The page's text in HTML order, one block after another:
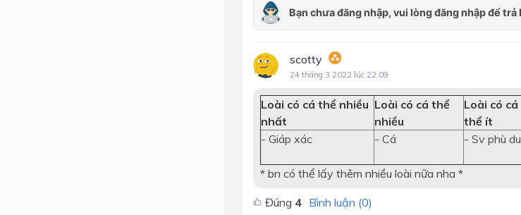
scotty
24 tháng 3 2022 lúc 22:09
Loài có cá thể nhiều
nhất
Loài có cá thể
nhiều
Loài có cá
thể ít
- Giáp xác - Cá - Sv phù du
* bn có thể lấy thêm nhiều loài nữa nha *
Đúng 4 Bình luận (0)